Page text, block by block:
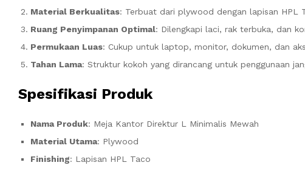
Material Berkualitas: Terbuat dari plywood dengan lapisan HPL
Ruang Penyimpanan Optimal: Dilengkapi laci, rak terbuka, dan
Permukaan Luas: Cukup untuk laptop, monitor, dokumen, dan
Tahan Lama: Struktur kokoh yang dirancang untuk penggunaan
Spesifikasi Produk
Nama Produk: Meja Kantor Direktur L Minimalis Mewah
Material Utama: Plywood
Finishing: Lapisan HPL Taco